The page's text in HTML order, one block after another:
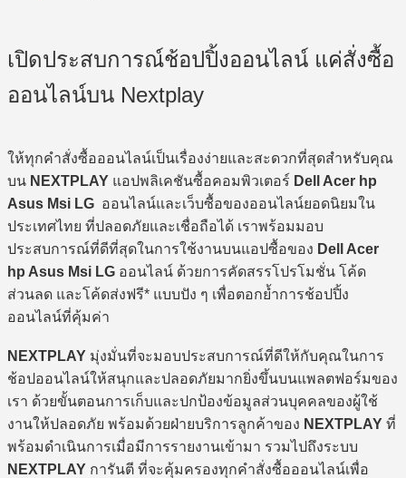
เปิดประสบการณ์ช้อปปิ้งออนไลน์ แค่สั่งซื้อ
ออนไลน์บน Nextplay
ให้ทุกคำสั่งซื้อออนไลน์เป็นเรื่องง่ายและสะดวกที่สุดสำหรับคุณ
บน NEXTPLAY แอปพลิเคชันซื้อคอมพิวเตอร์ Dell Acer hp
Asus Msi LG ออนไลน์และเว็บซื้อของออนไลน์ยอดนิยมใน
ประเทศไทย ที่ปลอดภัยและเชื่อถือได้ เราพร้อมมอบ
ประสบการณ์ที่ดีที่สุดในการใช้งานบนแอปซื้อของ Dell Acer
hp Asus Msi LG ออนไลน์ ด้วยการคัดสรรโปรโมชั่น โค้ด
ส่วนลด และโค้ดส่งฟรี* แบบปัง ๆ เพื่อตอกย้ำการช้อปปิ้ง
ออนไลน์ที่คุ้มค่า
NEXTPLAY มุ่งมั่นที่จะมอบประสบการณ์ที่ดีให้กับคุณในการ
ช้อปออนไลน์ให้สนุกและปลอดภัยมากยิ่งขึ้นบนแพลตฟอร์มของ
เรา ด้วยขั้นตอนการเก็บและปกป้องข้อมูลส่วนบุคคลของผู้ใช้
งานให้ปลอดภัย พร้อมด้วยฝ่ายบริการลูกค้าของ NEXTPLAY ที่
พร้อมดำเนินการเมื่อมีการรายงานเข้ามา รวมไปถึงระบบ
NEXTPLAY การันตี ที่จะคุ้มครองทุกคำสั่งซื้อออนไลน์เพื่อ